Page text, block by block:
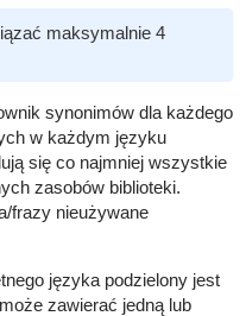
maksymalnie 4
synonimów dla każdego
w każdym języku
się co najmniej wszystkie
zasobów biblioteki.
frazy nieużywane
języka podzielony jest
zawierać jedną lub